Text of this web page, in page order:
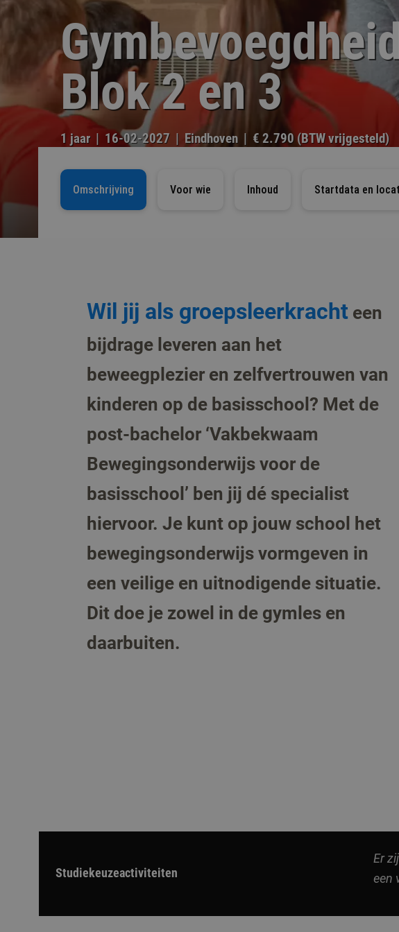
Blok 2 en 3
1 jaar 16-02-2027 Eindhoven € 2.790 (BTW vrijgesteld)
Omschrijving Voor wie Inhoud Startdata en
Wil jij als groepsleerkrachteen
bijdrage leveren aan het
beweegplezier en zelfvertrouwen van
kinderen op de basisschool? Met de
post-bachelor ‘Vakbekwaam
Bewegingsonderwijs voor de
basisschool’ ben jij dé specialist
hiervoor. Je kunt op jouw school het
bewegingsonderwijs vormgeven in
een veilige en uitnodigende situatie.
Dit doe je zowel in de gymles en
daarbuiten.
Studiekeuzeactiviteiten
Er
een